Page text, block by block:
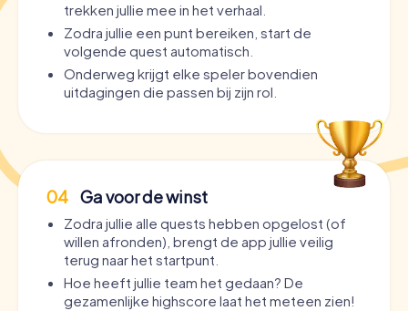
trekken jullie mee in het verhaal.
Zodra jullie een punt bereiken, start de
volgende quest automatisch.
Onderweg krijgt elke speler bovendien
uitdagingen die passen bij zijn rol.
04 Ga voor de winst
Zodra jullie alle quests hebben opgelost (of
willen afronden), brengt de app jullie veilig
terug naar het startpunt.
Hoe heeft jullie team het gedaan? De
gezamenlijke highscore laat het meteen zien!